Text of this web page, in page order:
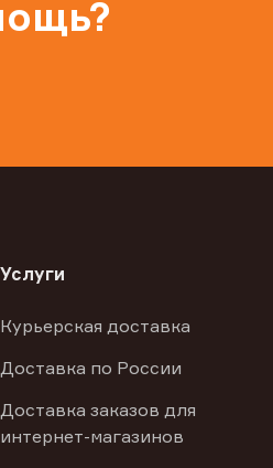
Услуги
Курьерская доставка
Доставка по России
Доставка заказов для
интернет-магазинов